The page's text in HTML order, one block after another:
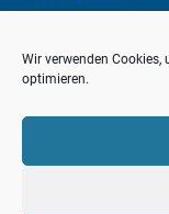
Wir verwenden Cookies,
optimieren.
Impressum